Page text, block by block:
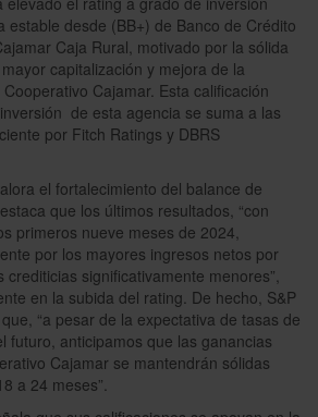
estable desde (BB+) de Banco de Crédito
Caja Rural, motivado por la sólida
capitalización y mejora de la
Cajamar. Esta calificación
de esta agencia se suma a las
por Fitch Ratings y DBRS
el fortalecimiento del balance de
que los últimos resultados, “con
primeros nueve meses de 2024,
por los mayores ingresos netos por
crediticias significativamente menores”,
en la subida del rating. De hecho, S&P
“a pesar de la expectativa de tasas de
futuro, anticipamos que las ganancias
Cajamar se mantendrán sólidas
a 24 meses”.